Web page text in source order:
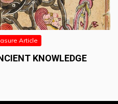
Article
KNOWLEDGE